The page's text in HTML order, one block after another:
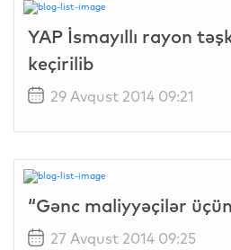
YAP İsmayıllı rayon
keçirilib
29 Avqust 2014 09:21
“Gənc maliyyəçilər
27 Avqust 2014 09:25